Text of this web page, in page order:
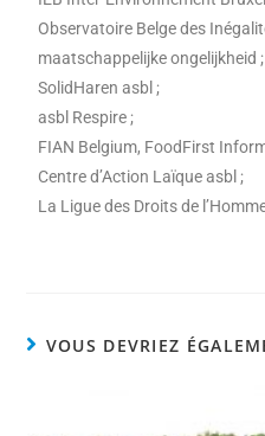
Observatoire Belge des
maatschappelijke ongelijkheid ;
SolidHaren asbl ;
asbl Respire ;
FIAN Belgium, FoodFirst
Centre d’Action Laïque asbl ;
La Ligue des Droits de
VOUS DEVRIEZ